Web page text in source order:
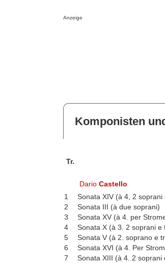
Anzeige
Komponisten
Tr.
DarioCastello
1
Sonata XIV (à 4, 2 soprani
2
Sonata III (à due soprani)
3
Sonata XV (à 4. per
4
Sonata X (à 3. 2 soprani e
5
Sonata V (à 2. soprano e
6
Sonata XVI (à 4. Per
7
Sonata XIII (à 4. 2 soprani